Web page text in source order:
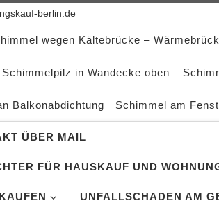
berlin.de
wegen Kältebrücke –
Schimmelpilz in Wandecke oben –
Balkonabdichtung Schimmel am
ÜBER MAIL
FÜR HAUSKAUF UND
UNFALLSCHADEN AM